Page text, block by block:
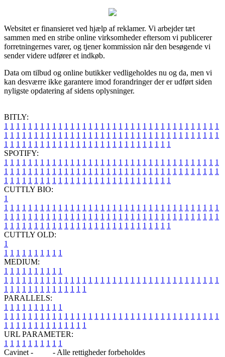
Websitet er finansieret ved hjælp af reklamer. Vi arbejder tæt
sammen med en stribe online virksomheder eftersom vi publicerer
forretningernes varer, og tjener kommission når den besøgende vi
sender videre udfører et indkøb.
Data om tilbud og online butikker vedligeholdes nu og da, men vi
kan desværre ikke garantere imod forandringer der er udført siden
nyligste opdatering af sidens oplysninger.
BITLY:
1 1 1 1 1 1 1 1 1 1 1 1 1 1 1 1 1 1 1 1 1 1 1 1 1 1 1 1 1 1 1 1 1 1 1 1
1 1 1 1 1 1 1 1 1 1 1 1 1 1 1 1 1 1 1 1 1 1 1 1 1 1 1 1 1 1 1 1 1 1 1 1
1 1 1 1 1 1 1 1 1 1 1 1 1 1 1 1 1 1 1 1 1 1 1 1 1 1 1 1
SPOTIFY:
1 1 1 1 1 1 1 1 1 1 1 1 1 1 1 1 1 1 1 1 1 1 1 1 1 1 1 1 1 1 1 1 1 1 1 1
1 1 1 1 1 1 1 1 1 1 1 1 1 1 1 1 1 1 1 1 1 1 1 1 1 1 1 1 1 1 1 1 1 1 1 1
1 1 1 1 1 1 1 1 1 1 1 1 1 1 1 1 1 1 1 1 1 1 1 1 1 1 1 1
CUTTLY BIO:
1
1 1 1 1 1 1 1 1 1 1 1 1 1 1 1 1 1 1 1 1 1 1 1 1 1 1 1 1 1 1 1 1 1 1 1 1
1 1 1 1 1 1 1 1 1 1 1 1 1 1 1 1 1 1 1 1 1 1 1 1 1 1 1 1 1 1 1 1 1 1 1 1
1 1 1 1 1 1 1 1 1 1 1 1 1 1 1 1 1 1 1 1 1 1 1 1 1 1 1 1
CUTTLY OLD:
1
1 1 1 1 1 1 1 1 1 1
MEDIUM:
1 1 1 1 1 1 1 1 1 1
1 1 1 1 1 1 1 1 1 1 1 1 1 1 1 1 1 1 1 1 1 1 1 1 1 1 1 1 1 1 1 1 1 1 1 1
1 1 1 1 1 1 1 1 1 1 1 1 1 1
PARALLELS:
1 1 1 1 1 1 1 1 1 1
1 1 1 1 1 1 1 1 1 1 1 1 1 1 1 1 1 1 1 1 1 1 1 1 1 1 1 1 1 1 1 1 1 1 1 1
1 1 1 1 1 1 1 1 1 1 1 1 1 1
URL PARAMETER:
1 1 1 1 1 1 1 1 1 1
Cavinet -
- Alle rettigheder forbeholdes